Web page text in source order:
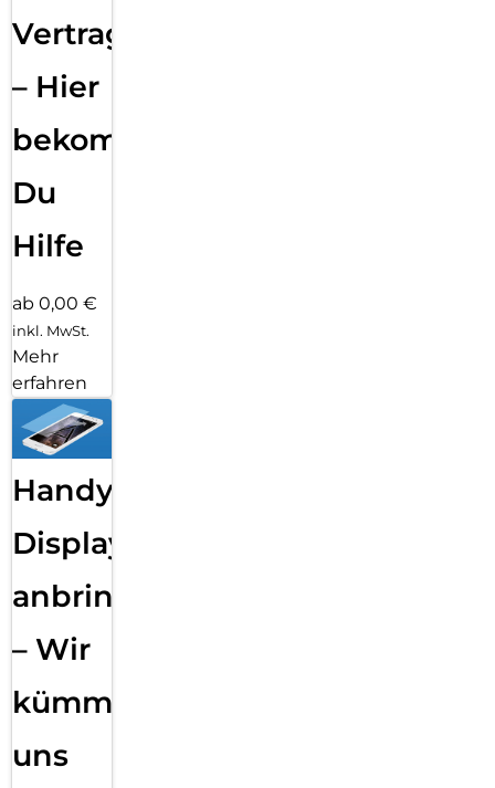
Vertragsabwicklung
– Hier
bekommst
Du
Hilfe
ab 0,00 €
inkl. MwSt.
Mehr
erfahren
Handy
Displayfolie
anbringen
– Wir
kümmern
uns